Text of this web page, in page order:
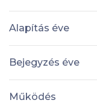
Alapítás éve
Bejegyzés éve
Működés